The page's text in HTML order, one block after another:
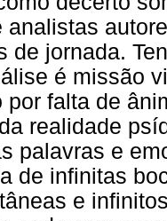
analistas
de jornada.
é missão
por falta de
realidade
palavras e
de infinitas
e